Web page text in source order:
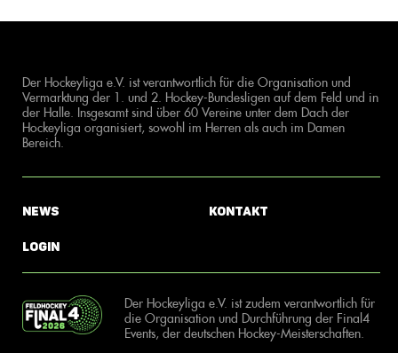
Der Hockeyliga e.V. ist verantwortlich für die Organisation und
Vermarktung der 1. und 2. Hockey-Bundesligen auf dem Feld und in
der Halle. Insgesamt sind über 60 Vereine unter dem Dach der
Hockeyliga organisiert, sowohl im Herren als auch im Damen
Bereich.
News
Login
Kontakt
Der Hockeyliga e.V. ist zudem verantwortlich für
die Organisation und Durchführung der Final4
Events, der deutschen Hockey-Meisterschaften.